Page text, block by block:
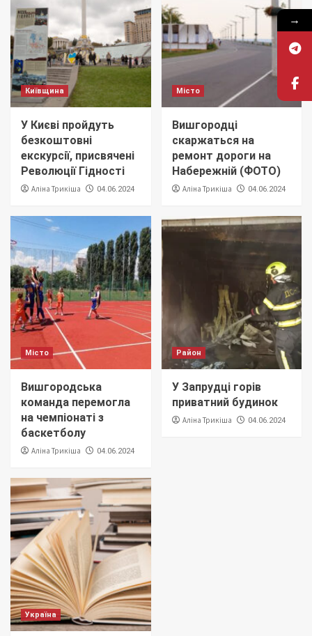
Київщина
У Києві пройдуть
безкоштовні
екскурсії, присвячені
Революції Гідності
Аліна Трикіша 04.06.2024
Місто
Вишгородці
скаржаться на
ремонт дороги на
Набережній (ФОТО)
Аліна Трикіша 04.06.2024
Місто
Вишгородська
команда перемогла
на чемпіонаті з
баскетболу
Аліна Трикіша 04.06.2024
Район
У Запрудці горів
приватний будинок
Аліна Трикіша 04.06.2024
Україна
→